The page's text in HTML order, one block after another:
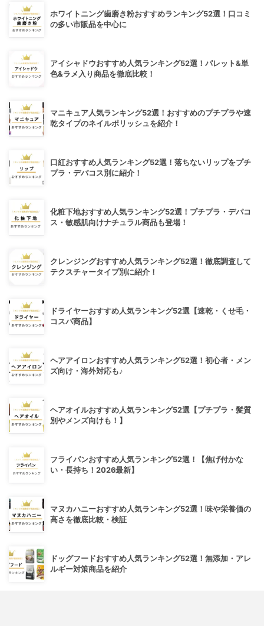
ホワイトニング歯磨き粉おすすめランキング52選！口コミ
の多い市販品を中心に
アイシャドウおすすめ人気ランキング52選！パレット&単
色&ラメ入り商品を徹底比較！
マニキュア人気ランキング52選！おすすめのプチプラや速
乾タイプのネイルポリッシュを紹介！
口紅おすすめ人気ランキング52選！落ちないリップをプチ
プラ・デパコス別に紹介！
化粧下地おすすめ人気ランキング52選！プチプラ・デパコ
ス・敏感肌向けナチュラル商品も登場！
クレンジングおすすめ人気ランキング52選！徹底調査して
テクスチャータイプ別に紹介！
ドライヤーおすすめ人気ランキング52選【速乾・くせ毛・
コスパ商品】
ヘアアイロンおすすめ人気ランキング52選！初心者・メン
ズ向け・海外対応も♪
ヘアオイルおすすめ人気ランキング52選【プチプラ・髪質
別やメンズ向けも！】
フライパンおすすめ人気ランキング52選！【焦げ付かな
い・長持ち！2026最新】
マヌカハニーおすすめ人気ランキング52選！味や栄養価の
高さを徹底比較・検証
ドッグフードおすすめ人気ランキング52選！無添加・アレ
ルギー対策商品を紹介